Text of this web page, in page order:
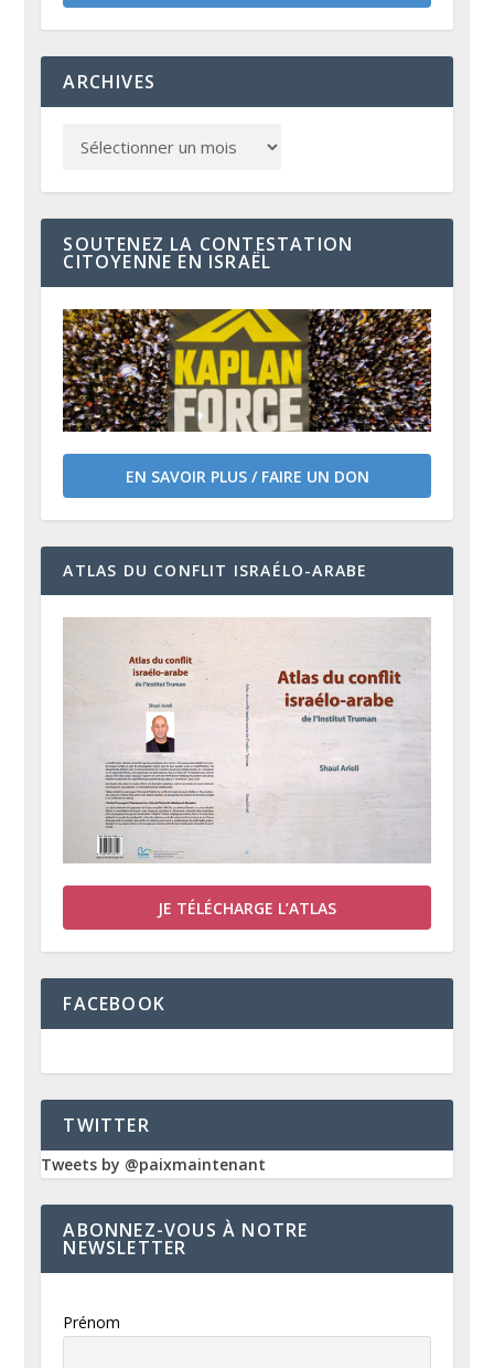
ARCHIVES
SOUTENEZ LA CONTESTATION
CITOYENNE EN ISRAËL
EN SAVOIR PLUS / FAIRE UN DON
ATLAS DU CONFLIT ISRAÉLO-ARABE
JE TÉLÉCHARGE L’ATLAS
FACEBOOK
TWITTER
Tweets by @paixmaintenant
ABONNEZ-VOUS À NOTRE
NEWSLETTER
Prénom